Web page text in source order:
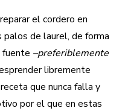
el cordero en
palos de laurel, de forma
fuente –preferiblemente
libremente
que nunca falla y
por el que en estas